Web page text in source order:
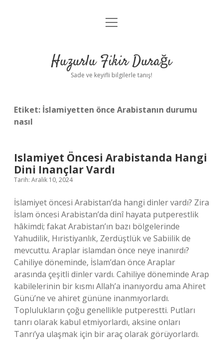
Anasayfa
Yasal Uyarı
menüyü
Huzurlu Fikir Durağı
Sade ve keyifli bilgilerle tanış!
Etiket: İslamiyetten önce Arabistanın durumu
nasıl
Islamiyet Öncesi Arabistanda Hangi
Dini Inançlar Vardı
Tarih: Aralık 10, 2024
İslamiyet öncesi Arabistan’da hangi dinler vardı? Zira
İslam öncesi Arabistan’da dinî hayata putperestlik
hâkimdi; fakat Arabistan’ın bazı bölgelerinde
Yahudilik, Hıristiyanlık, Zerdüştlük ve Sabiilik de
mevcuttu. Araplar islamdan önce neye inanırdı?
Cahiliye döneminde, İslam’dan önce Araplar
arasında çeşitli dinler vardı. Cahiliye döneminde Arap
kabilelerinin bir kısmı Allah’a inanıyordu ama Ahiret
Günü’ne ve ahiret gününe inanmıyorlardı.
Toplulukların çoğu genellikle putperestti. Putları
tanrı olarak kabul etmiyorlardı, aksine onları
Tanrı’ya ulaşmak için bir araç olarak görüyorlardı.